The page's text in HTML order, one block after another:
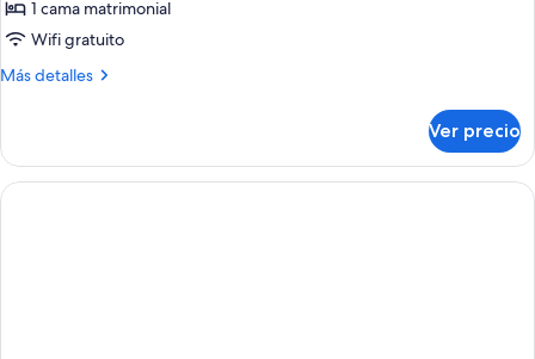
1 cama matrimonial
Wifi gratuito
Más detalles
Más
Double
Room
with
Ver precio